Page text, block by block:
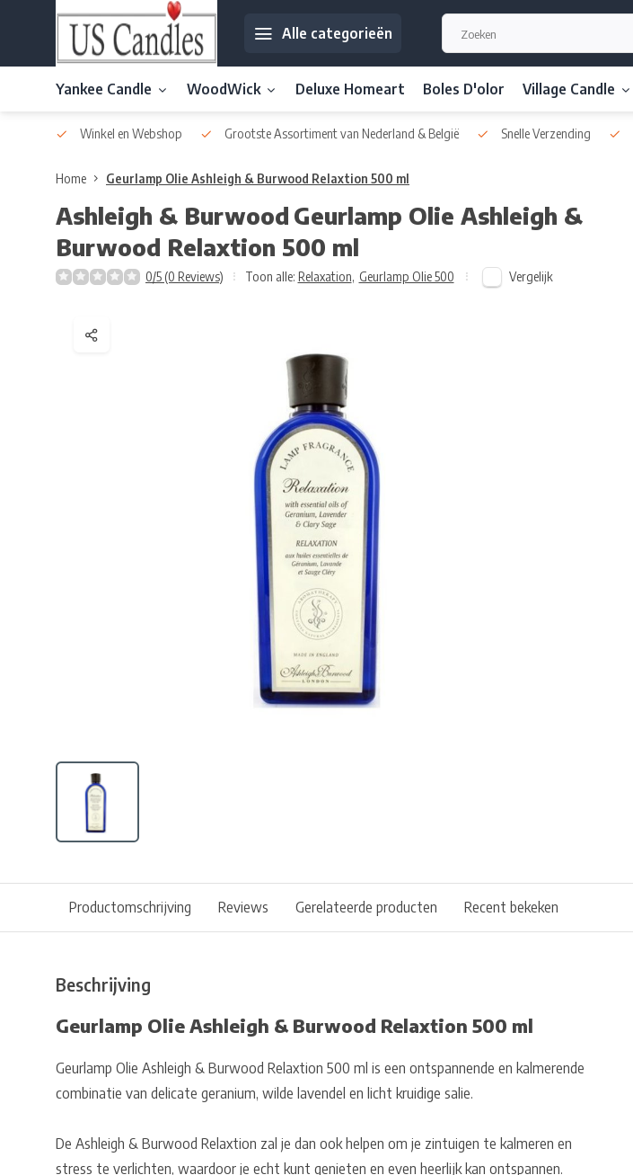
Alle categorieën
Yankee Candle WoodWick Deluxe Homeart Boles D'olor Village Candle
Winkel en Webshop Grootste Assortiment van Nederland & België Snelle Verzending
Home Geurlamp Olie Ashleigh & Burwood Relaxtion 500 ml
Ashleigh & Burwood Geurlamp Olie Ashleigh &
Burwood Relaxtion 500 ml
0/5 (0 Reviews) Toon alle: Relaxation, Geurlamp Olie 500 Vergelijk
Productomschrijving Reviews Gerelateerde producten Recent bekeken
Beschrijving
Geurlamp Olie Ashleigh & Burwood Relaxtion 500 ml
Geurlamp Olie Ashleigh & Burwood Relaxtion 500 ml is een ontspannende en kalmerende
combinatie van delicate geranium, wilde lavendel en licht kruidige salie.
De Ashleigh & Burwood Relaxtion zal je dan ook helpen om je zintuigen te kalmeren en
stress te verlichten, waardoor je echt kunt genieten en even heerlijk kan ontspannen.